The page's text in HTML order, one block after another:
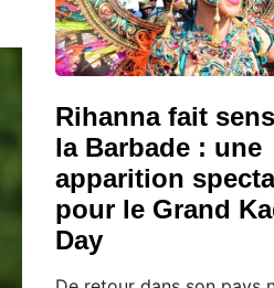
Rihanna fait
la Barbade : une
apparition
pour le Grand
Day